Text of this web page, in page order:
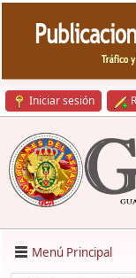
Iniciar sesión
Menú Principal